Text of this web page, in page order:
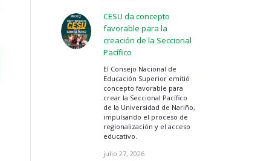
CESU da concepto
favorable para la
creación de la Seccional
Pacífico
El Consejo Nacional de
Educación Superior emitió
concepto favorable para
crear la Seccional Pacífico
de la Universidad de Nariño,
impulsando el proceso de
regionalización y el acceso
educativo.
julio 27, 2026